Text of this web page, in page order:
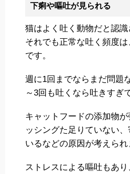
下痢や嘔吐が見られる
猫はよく吐く動物だと認識
それでも正常な吐く頻度
です。
週に1回までならまだ問題
～3回も吐くなら吐きすぎ
キャットフードの添加物
ッシングた足りていない
いるなどの原因が考えられ
ストレスによる嘔吐もあ